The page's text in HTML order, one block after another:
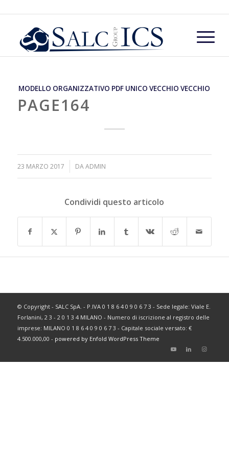
MODELLO ORGANIZZATIVO PDF UNICO VECCHIO VECCHIO
PAGE164
23 MARZO 2017 DAADMIN
Condividi questo articolo
© Copyright - SALC SpA. - P.IVA 0 1 8 6 4 0 9 0 6 7 3 - Sede legale: Viale E.
Forlanini, 2 3 - 2 0 1 3 4 MILANO - Numero di iscrizione al registro delle
imprese: MILANO 0 1 8 6 4 0 9 0 6 7 3 - Capitale sociale versato: €
4.500.000,00 - powered by Enfold WordPress Theme